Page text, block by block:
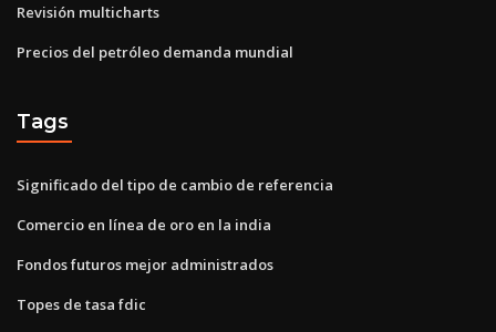
Revisión multicharts
Precios del petróleo demanda mundial
Tags
Significado del tipo de cambio de referencia
Comercio en línea de oro en la india
Fondos futuros mejor administrados
Topes de tasa fdic